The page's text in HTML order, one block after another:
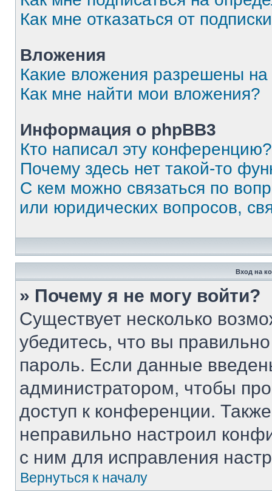
Как мне отказаться от
Вложения
Какие вложения разрешены
Как мне найти мои вложения?
Информация о phpBB3
Кто написал эту конференцию?
Почему здесь нет такой-то
С кем можно связаться по
или юридических вопросов,
Вход на
» Почему я не могу войти?
Существует несколько
убедитесь, что вы
пароль. Если данные
администратором, чтобы
доступ к конференции.
неправильно настроил
с ним для исправления
Вернуться к началу